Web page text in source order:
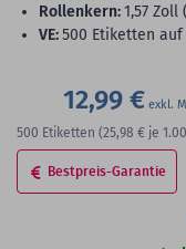
Rollenkern:1,57 Zoll
VE:500 Etiketten
12,99 €
500 Etiketten (25,98 € je
Bestpreis-Garantie